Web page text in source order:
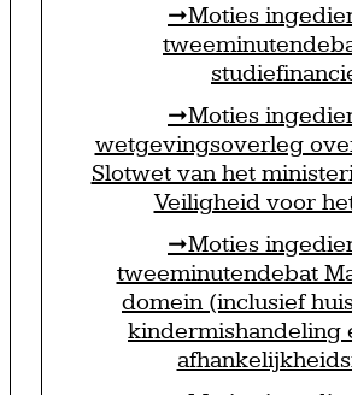
Moties
Moties
wetgevingsoverleg
Slotwet van het
Veiligheid voor
Moties
tweeminutendebat
domein (inclusief
kindermishandeling